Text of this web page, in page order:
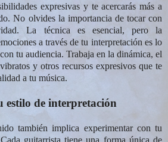
expresivas y te acercarás más a
No olvides la importancia de tocar con
La técnica es esencial, pero la
a través de tu interpretación es lo
tu audiencia. Trabaja en la dinámica, el
y otros recursos expresivos que te
a tu música.
estilo de interpretación
también implica experimentar con tu
guitarrista tiene una forma única de